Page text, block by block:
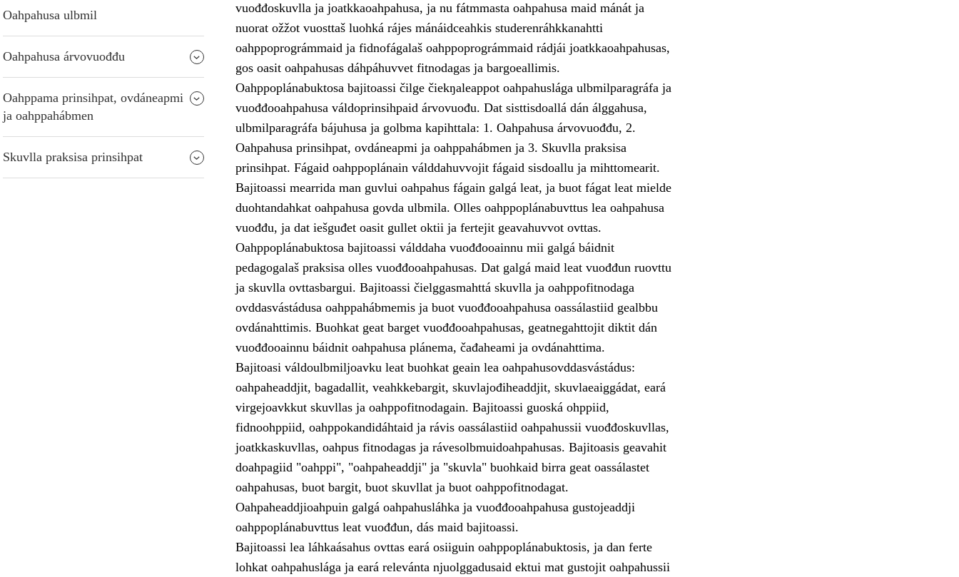
Oahpahusa ulbmil
Oahpahusa árvovuođđu
Oahppama prinsihpat, ovdáneapmi
ja oahppahábmen
Skuvlla praksisa prinsihpat
vuođđoskuvlla ja joatkkaoahpahusa, ja nu fátmmasta oahpahusa maid mánát ja
nuorat ožžot vuosttaš luohká rájes mánáidceahkis studerenráhkkanahtti
oahppoprográmmaid ja fidnofágalaš oahppoprográmmaid rádjái joatkkaoahpahusas,
gos oasit oahpahusas dáhpáhuvvet fitnodagas ja bargoeallimis.
Oahppoplánabuktosa bajitoassi čilge čiekŋaleappot oahpahuslága ulbmilparagráfa ja
vuođđooahpahusa váldoprinsihpaid árvovuođu. Dat sisttisdoallá dán álggahusa,
ulbmilparagráfa bájuhusa ja golbma kapihttala: 1. Oahpahusa árvovuođđu, 2.
Oahpahusa prinsihpat, ovdáneapmi ja oahppahábmen ja 3. Skuvlla praksisa
prinsihpat. Fágaid oahppoplánain válddahuvvojit fágaid sisdoallu ja mihttomearit.
Bajitoassi mearrida man guvlui oahpahus fágain galgá leat, ja buot fágat leat mielde
duohtandahkat oahpahusa govda ulbmila. Olles oahppoplánabuvttus lea oahpahusa
vuođđu, ja dat iešguđet oasit gullet oktii ja fertejit geavahuvvot ovttas.
Oahppoplánabuktosa bajitoassi válddaha vuođđooainnu mii galgá báidnit
pedagogalaš praksisa olles vuođđooahpahusas. Dat galgá maid leat vuođđun ruovttu
ja skuvlla ovttasbargui. Bajitoassi čielggasmahttá skuvlla ja oahppofitnodaga
ovddasvástádusa oahppahábmemis ja buot vuođđooahpahusa oassálastiid gealbbu
ovdánahttimis. Buohkat geat barget vuođđooahpahusas, geatnegahttojit diktit dán
vuođđooainnu báidnit oahpahusa plánema, čađaheami ja ovdánahttima.
Bajitoasi váldoulbmiljoavku leat buohkat geain lea oahpahusovddasvástádus:
oahpaheaddjit, bagadallit, veahkkebargit, skuvlajođiheaddjit, skuvlaeaiggádat, eará
virgejoavkkut skuvllas ja oahppofitnodagain. Bajitoassi guoská ohppiid,
fidnoohppiid, oahppokandidáhtaid ja rávis oassálastiid oahpahussii vuođđoskuvllas,
joatkkaskuvllas, oahpus fitnodagas ja rávesolbmuidoahpahusas. Bajitoasis geavahit
doahpagiid "oahppi", "oahpaheaddji" ja "skuvla" buohkaid birra geat oassálastet
oahpahusas, buot bargit, buot skuvllat ja buot oahppofitnodagat.
Oahpaheaddjioahpuin galgá oahpahusláhka ja vuođđooahpahusa gustojeaddji
oahppoplánabuvttus leat vuođđun, dás maid bajitoassi.
Bajitoassi lea láhkaásahus ovttas eará osiiguin oahppoplánabuktosis, ja dan ferte
lohkat oahpahuslága ja eará relevánta njuolggadusaid ektui mat gustojit oahpahussii